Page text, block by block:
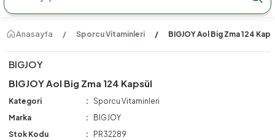
Anasayfa Sporcu Vitaminleri BIGJOY Aol Big Zma 124
BIGJOY
BIGJOY Aol Big Zma 124 Kapsül
Kategori
Sporcu Vitaminleri
Marka
BIGJOY
Stok Kodu
PR32289